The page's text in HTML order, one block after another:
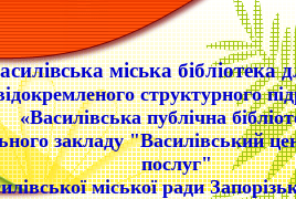
міська бібліотека
структурного
«Василівська публічна
закладу "Василівський
послуг"
міської ради